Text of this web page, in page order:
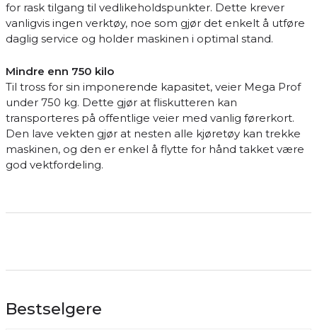
for rask tilgang til vedlikeholdspunkter. Dette krever
vanligvis ingen verktøy, noe som gjør det enkelt å utføre
daglig service og holder maskinen i optimal stand.
Mindre enn 750 kilo
Til tross for sin imponerende kapasitet, veier Mega Prof
under 750 kg. Dette gjør at fliskutteren kan
transporteres på offentlige veier med vanlig førerkort.
Den lave vekten gjør at nesten alle kjøretøy kan trekke
maskinen, og den er enkel å flytte for hånd takket være
god vektfordeling.
Bestselgere